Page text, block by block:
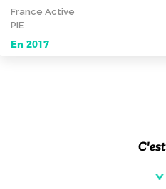
France Active
PIE
En 2017